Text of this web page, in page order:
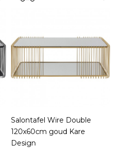
Salontafel Wire Double
120x60cm goud Kare
Design